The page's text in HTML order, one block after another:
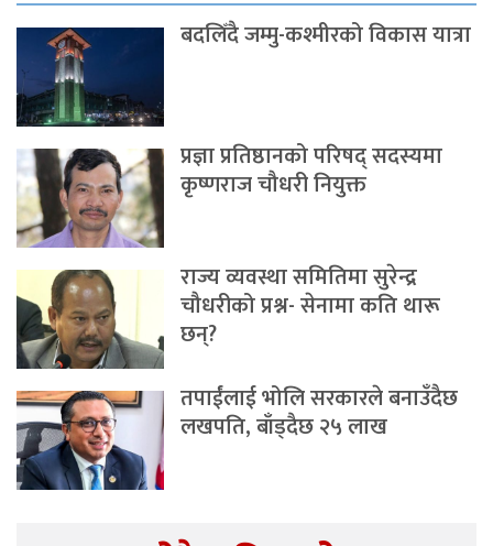
बदलिँदै जम्मु-कश्मीरको विकास यात्रा
प्रज्ञा प्रतिष्ठानको परिषद् सदस्यमा
कृष्णराज चौधरी नियुक्त
राज्य व्यवस्था समितिमा सुरेन्द्र
चौधरीको प्रश्न- सेनामा कति थारू
छन्?
तपाईंलाई भोलि सरकारले बनाउँदैछ
लखपति, बाँड्दैछ २५ लाख